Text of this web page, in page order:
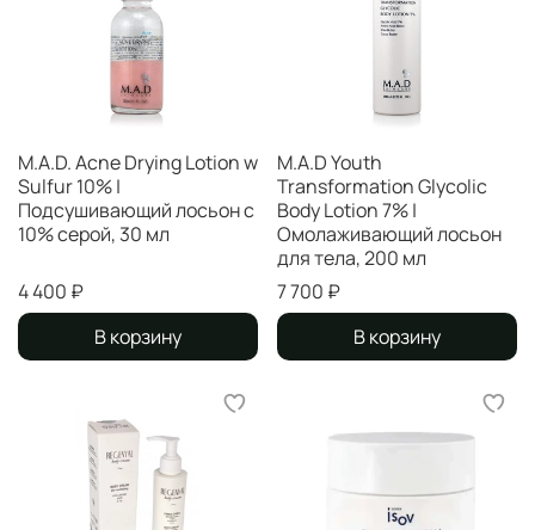
M.A.D. Acne Drying Lotion w
Sulfur 10% |
Подсушивающий лосьон с
10% серой, 30 мл
4 400 ₽
В корзину
M.A.D Youth
Transformation Glycolic
Body Lotion 7% |
Омолаживающий лосьон
для тела, 200 мл
7 700 ₽
В корзину